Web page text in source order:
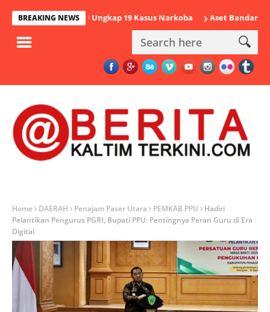
BREAKING NEWS
Polres PPU Ungkap 19 Kasus Narkoba Aset Bandar Sabu-
Home DAERAH Penajam Paser Utara PEMKAB PPU
Hadiri
Pelantikan Pengurus PGRI, Bupati PPU: Pentingnya Peran Guru di Era
Digital